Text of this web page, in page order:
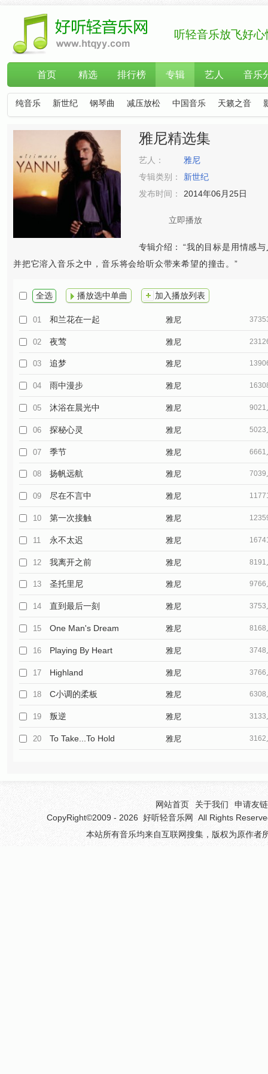
听轻音乐放飞好心
首页 精选 排行榜 专辑 艺人 音乐
纯音乐 新世纪 钢琴曲 减压放松 中国音乐 天籁之音
雅尼精选集
艺人：
雅尼
专辑类别：
新世纪
发布时间：
2014年06月25日
立即播放
专辑介绍： “我的目标是用情感
并把它溶入音乐之中，音乐将会给听众带来希望的撞击。”
全选 播放选中单曲 加入播放列表
01 和兰花在一起 雅尼
02 夜莺 雅尼
03 追梦 雅尼
04 雨中漫步 雅尼
05 沐浴在晨光中 雅尼 9021
06 探秘心灵 雅尼 5023
07 季节 雅尼 6661
08 扬帆远航 雅尼 7039
09 尽在不言中 雅尼
10 第一次接触 雅尼
11 永不太迟 雅尼
12 我离开之前 雅尼 8191
13 圣托里尼 雅尼 9766
14 直到最后一刻 雅尼 3753
15 One Man's Dream 雅尼 8168
16 Playing By Heart 雅尼 3748
17 Highland 雅尼 3766
18 C小调的柔板 雅尼 6308
19 叛逆 雅尼 3133
20 To Take...To Hold 雅尼 3162
网站首页 关于我们
申请友
CopyRight©2009 - 2026 好听轻音乐网
All Rights
本站所有音乐均来自互联网搜集，版权为原作者